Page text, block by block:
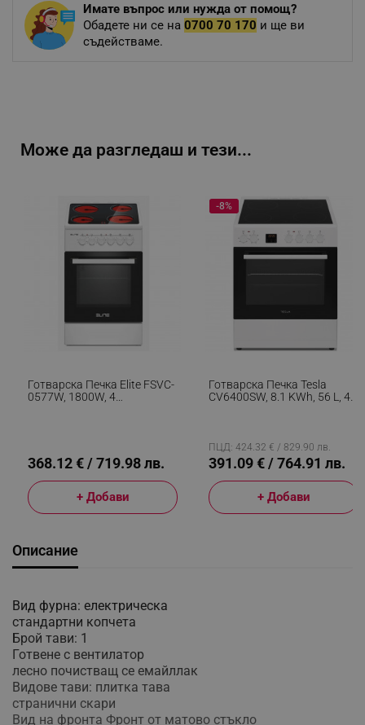
Имате въпрос или нужда от помощ?
Обадете ни се на 0700 70 170 и ще ви
съдействаме.
Може да разгледаш и тези...
Готварска Печка Elite FSVC-
0577W, 1800W, 4
368.12 € / 719.98 лв.
+ Добави
Готварска Печка Tesla
CV6400SW, 8.1 KWh, 56 L, 4
-8%
ПЦД: 424.32 € / 829.90 лв.
391.09 € / 764.91 лв.
+ Добави
Описание
Вид фурна: електрическа
стандартни копчета
Брой тави: 1
Готвене с вентилатор
лесно почистващ се емайллак
Видове тави: плитка тава
странични скари
Вид на фронта Фронт от матово стъкло